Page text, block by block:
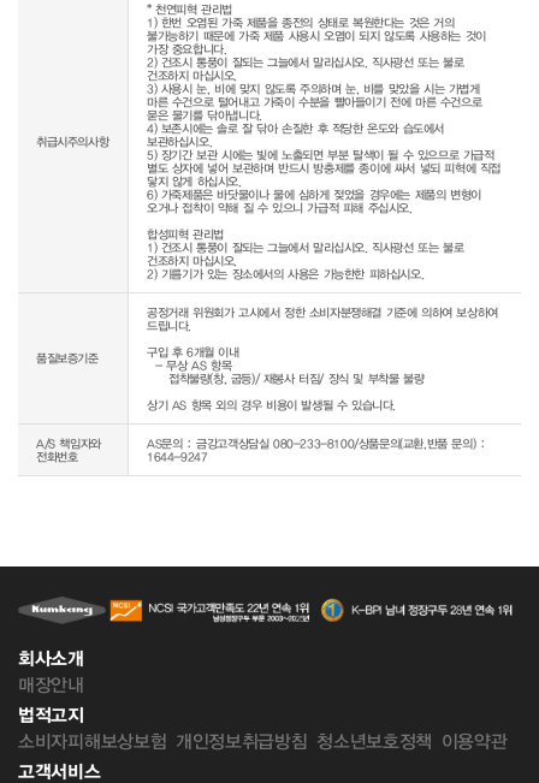
취급시주의사항
* 천연피혁 관리법
1) 한번 오염된 가죽 제품을 종전의 상태로 복원한다는 것은 거의
불가능하기 때문에 가죽 제품 사용시 오염이 되지 않도록 사용하는 것이
가장 중요합니다.
2) 건조시 통풍이 잘되는 그늘에서 말리십시오. 직사광선 또는 불로
건조하지 마십시오.
3) 사용시 눈, 비에 맞지 않도록 주의하며 눈, 비를 맞았을 시는 가볍게
마른 수건으로 털어내고 가죽이 수분을 빨아들이기 전에 마른 수건으로
묻은 물기를 닦아냅니다.
4) 보존시에는 솔로 잘 닦아 손질한 후 적당한 온도와 습도에서
보관하십시오.
5) 장기간 보관 시에는 빛에 노출되면 부분 탈색이 될 수 있으므로 가급적
별도 상자에 넣어 보관하며 반드시 방충제를 종이에 싸서 넣되 피혁에 직접
닿지 않게 하십시오.
6) 가죽제품은 바닷물이나 물에 심하게 젖었을 경우에는 제품의 변형이
오거나 접착이 약해 질 수 있으니 가급적 피해 주십시오.
합성피혁 관리법
1) 건조시 통풍이 잘되는 그늘에서 말리십시오. 직사광선 또는 불로
건조하지 마십시오.
2) 기름기가 있는 장소에서의 사용은 가능한한 피하십시오.
품질보증기준
공정거래 위원회가 고시에서 정한 소비자분쟁해결 기준에 의하여 보상하여
드립니다.
구입 후 6개월 이내
  - 무상 AS 항목
상기 AS 항목 외의 경우 비용이 발생될 수 있습니다.
A/S 책임자와
전화번호
AS문의 : 금강고객상담실 080-233-8100/상품문의(교환,반품 문의) :
1644-9247
회사소개
매장안내
법적고지
소비자피해보상보험 개인정보취급방침 청소년보호정책 이용약관
고객서비스